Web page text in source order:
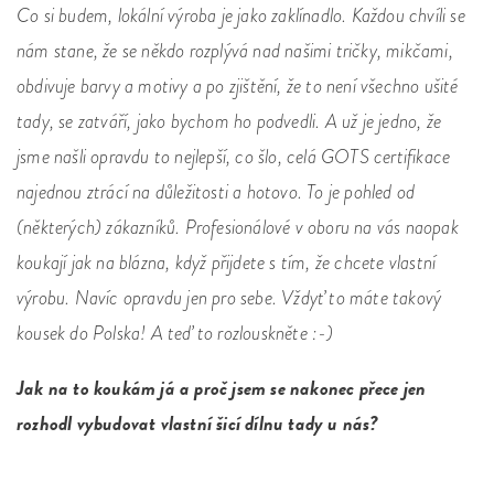
Co si budem, lokální výroba je jako zaklínadlo. Každou chvíli se
nám stane, že se někdo rozplývá nad našimi tričky, mikčami,
obdivuje barvy a motivy a po zjištění, že to není všechno ušité
tady, se zatváří, jako bychom ho podvedli. A už je jedno, že
jsme našli opravdu to nejlepší, co šlo, celá GOTS certifikace
najednou ztrácí na důležitosti a hotovo. To je pohled od
(některých) zákazníků. Profesionálové v oboru na vás naopak
koukají jak na blázna, když přijdete s tím, že chcete vlastní
výrobu. Navíc opravdu jen pro sebe. Vždyť to máte takový
kousek do Polska! A teď to rozlouskněte :-)
Jak na to koukám já a proč jsem se nakonec přece jen
rozhodl vybudovat vlastní šicí dílnu tady u nás?